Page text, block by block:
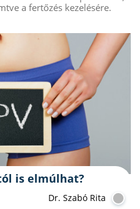
a fertőzés kezelésére.
is elmúlhat?
Dr. Szabó Rita